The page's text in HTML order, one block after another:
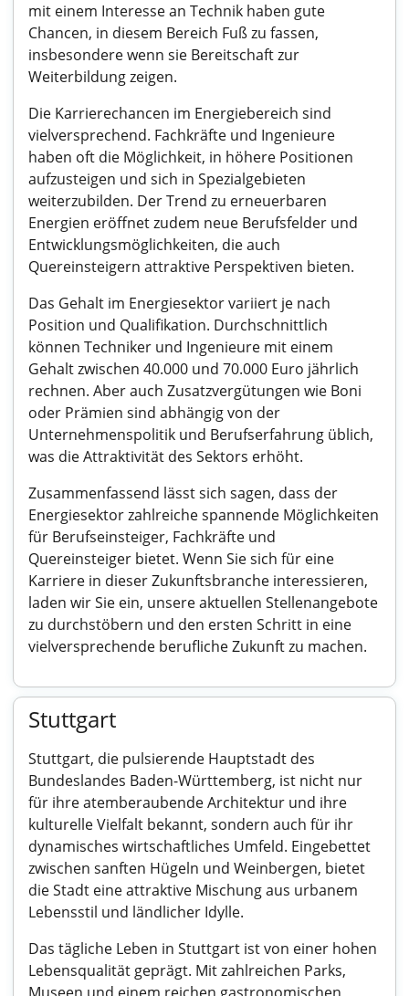
mit einem Interesse an Technik haben gute
Chancen, in diesem Bereich Fuß zu fassen,
insbesondere wenn sie Bereitschaft zur
Weiterbildung zeigen.
Die Karrierechancen im Energiebereich sind
vielversprechend. Fachkräfte und Ingenieure
haben oft die Möglichkeit, in höhere Positionen
aufzusteigen und sich in Spezialgebieten
weiterzubilden. Der Trend zu erneuerbaren
Energien eröffnet zudem neue Berufsfelder und
Entwicklungsmöglichkeiten, die auch
Quereinsteigern attraktive Perspektiven bieten.
Das Gehalt im Energiesektor variiert je nach
Position und Qualifikation. Durchschnittlich
können Techniker und Ingenieure mit einem
Gehalt zwischen 40.000 und 70.000 Euro jährlich
rechnen. Aber auch Zusatzvergütungen wie Boni
oder Prämien sind abhängig von der
Unternehmenspolitik und Berufserfahrung üblich,
was die Attraktivität des Sektors erhöht.
Zusammenfassend lässt sich sagen, dass der
Energiesektor zahlreiche spannende Möglichkeiten
für Berufseinsteiger, Fachkräfte und
Quereinsteiger bietet. Wenn Sie sich für eine
Karriere in dieser Zukunftsbranche interessieren,
laden wir Sie ein, unsere aktuellen Stellenangebote
zu durchstöbern und den ersten Schritt in eine
vielversprechende berufliche Zukunft zu machen.
Stuttgart
Stuttgart, die pulsierende Hauptstadt des
Bundeslandes Baden-Württemberg, ist nicht nur
für ihre atemberaubende Architektur und ihre
kulturelle Vielfalt bekannt, sondern auch für ihr
dynamisches wirtschaftliches Umfeld. Eingebettet
zwischen sanften Hügeln und Weinbergen, bietet
die Stadt eine attraktive Mischung aus urbanem
Lebensstil und ländlicher Idylle.
Das tägliche Leben in Stuttgart ist von einer hohen
Lebensqualität geprägt. Mit zahlreichen Parks,